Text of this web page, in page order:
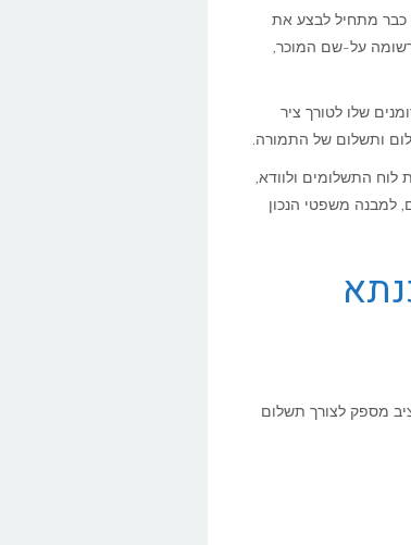
כבר מתחיל לבצע את
על-שם המוכר,
שלו לטורך ציר
ותשלום של התמורה.
התשלומים ולוודא,
למבנה משפטי הנכון
מספק לצורך תשלום